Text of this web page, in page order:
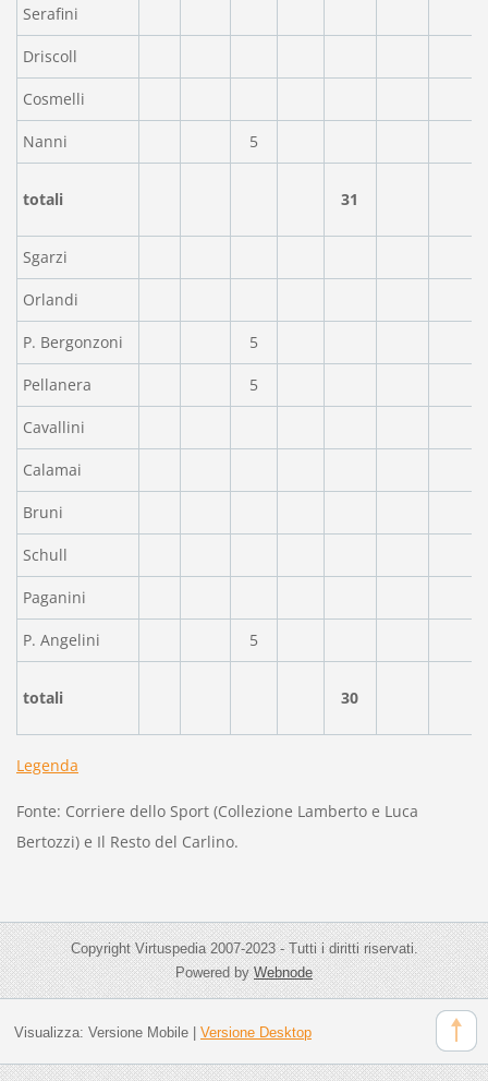
Serafini
Driscoll
Cosmelli
Nanni 5
totali 31
Sgarzi
Orlandi
P. Bergonzoni 5
Pellanera 5
Cavallini
Calamai
Bruni
Schull
Paganini
P. Angelini 5
totali 30
Legenda
Fonte: Corriere dello Sport (Collezione Lamberto e Luca
Bertozzi) e Il Resto del Carlino.
Copyright Virtuspedia 2007-2023 - Tutti i diritti riservati.
Powered byWebnode
Visualizza: Versione Mobile| Versione Desktop